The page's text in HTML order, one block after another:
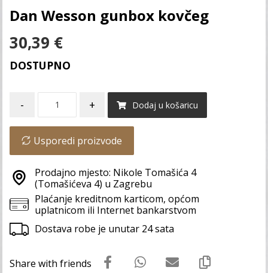
Dan Wesson gunbox kovčeg
30,39 €
DOSTUPNO
- + Dodaj u košaricu
Usporedi proizvode
Prodajno mjesto: Nikole Tomašića 4
(Tomašićeva 4) u Zagrebu
Plaćanje kreditnom karticom, općom
uplatnicom ili Internet bankarstvom
Dostava robe je unutar 24 sata